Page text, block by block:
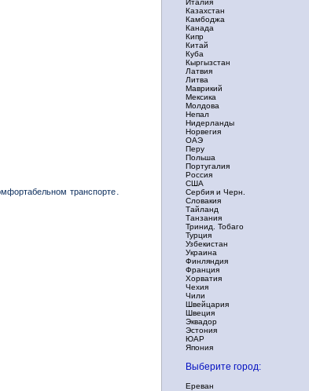
транспорте․
Италия
Казахстан
Камбоджа
Канада
Кипр
Китай
Куба
Кыргызстан
Латвия
Литва
Маврикий
Мексика
Молдова
Непал
Нидерланды
Норвегия
ОАЭ
Перу
Польша
Португалия
Россия
США
Сербия и Черн.
Словакия
Тайланд
Танзания
Тринид. Тобаго
Турция
Узбекистан
Украина
Финляндия
Франция
Хорватия
Чехия
Чили
Швейцария
Швеция
Эквадор
Эстония
ЮАР
Япония
Выберите город:
Ереван